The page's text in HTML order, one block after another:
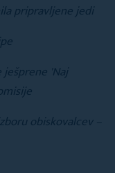
pripravljene jedi
ješprene 'Naj
obiskovalcev –